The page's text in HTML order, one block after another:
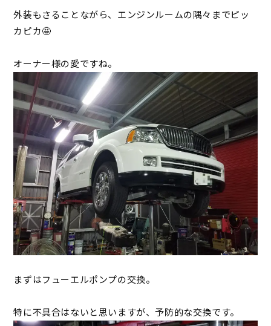
外装もさることながら、エンジンルームの隅々までピッ
カピカ🤩
オーナー様の愛ですね。
まずはフューエルポンプの交換。
特に不具合はないと思いますが、予防的な交換です。